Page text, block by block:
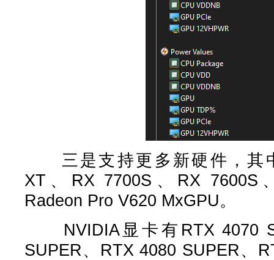
三是支持更多新硬件，其
XT、RX 7700S、RX 7600S
Radeon Pro V620 MxGPU。
NVIDIA显卡有RTX 4070
SUPER、RTX 4080 SUPER、